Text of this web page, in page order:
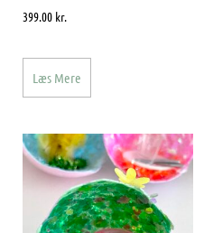
399.00 kr.
Læs Mere